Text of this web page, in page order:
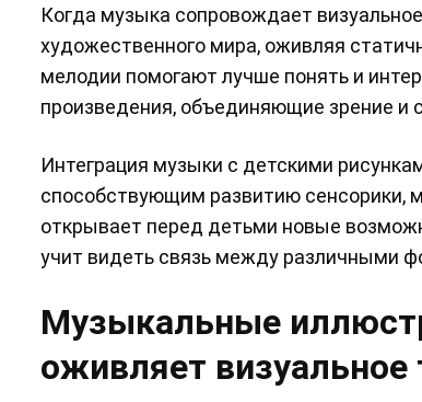
Когда музыка сопровождает
художественного мира, оживляя
мелодии помогают лучше понять и
произведения, объединяющие зрение и
Интеграция музыки с детскими
способствующим развитию сенсорики,
открывает перед детьми новые
учит видеть связь между различными
Музыкальные
оживляет визуальное